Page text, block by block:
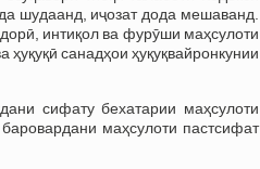
шудаанд, иҷозат дода мешаванд.
интиқол ва фурӯши маҳсулоти
санадҳои ҳуқуқвайронкунии
сифату бехатарии маҳсулоти
маҳсулоти пастсифат